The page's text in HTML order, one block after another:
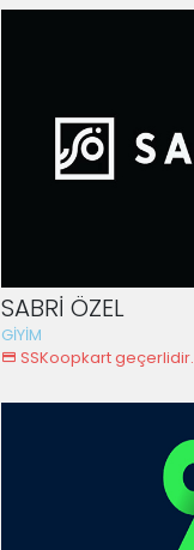
SABRİ ÖZEL
GİYİM
SSKoopkart geçerlidir.